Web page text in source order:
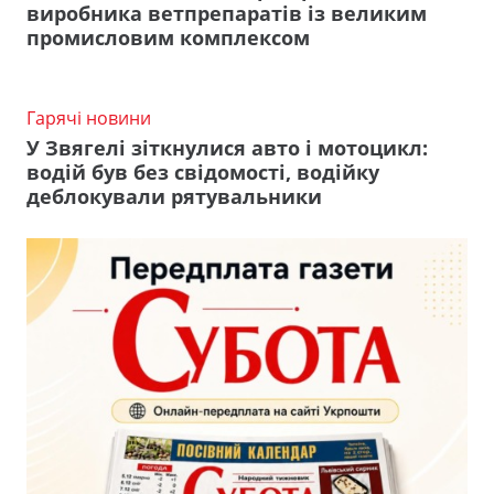
виробника ветпрепаратів із великим
промисловим комплексом
Гарячі новини
У Звягелі зіткнулися авто і мотоцикл:
водій був без свідомості, водійку
деблокували рятувальники